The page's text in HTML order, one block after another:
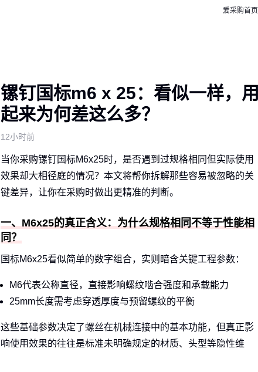
爱采购首页
镙钉国标m6 x 25：看似一样，用
起来为何差这么多？
12小时前
当你采购镙钉国标M6x25时，是否遇到过规格相同但实际使用
效果却大相径庭的情况？本文将帮你拆解那些容易被忽略的关
键差异，让你在采购时做出更精准的判断。
一、M6x25的真正含义：为什么规格相同不等于性能相
同？
国标M6x25看似简单的数字组合，实则暗含关键工程参数：
M6代表公称直径，直接影响螺纹啮合强度和承载能力
25mm长度需考虑穿透厚度与预留螺纹的平衡
这些基础参数决定了螺丝在机械连接中的基本功能，但真正影
响使用效果的往往是标准未明确规定的材质、头型等隐性维